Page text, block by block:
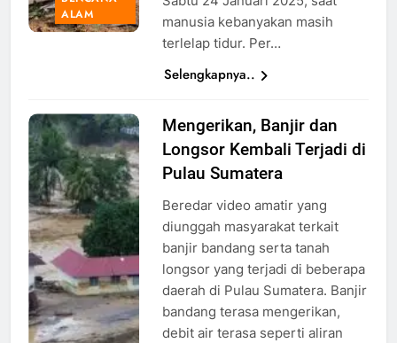
ALAM
manusia kebanyakan masih
terlelap tidur. Per…
Selengkapnya..
Banjir di
Sumatera,
Foto:
ANTARA
FOTO/Iggoy
el Fitra
Mengerikan, Banjir dan
Longsor Kembali Terjadi di
Pulau Sumatera
Beredar video amatir yang
diunggah masyarakat terkait
banjir bandang serta tanah
longsor yang terjadi di beberapa
daerah di Pulau Sumatera. Banjir
bandang terasa mengerikan,
debit air terasa seperti aliran